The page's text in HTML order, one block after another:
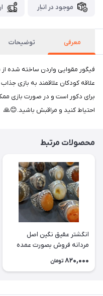
موجود در انبار
معرفی توضیحات
علاقه کودکان علاقمند به بازی
برای دکور است و در صورت بازی
احتیاط کنید و مراقبش باشید.😊🙏
محصولات مرتبط
انگشتر عقیق نگین اصل
مردانه فروش بصورت عمده
3عدد هست فروش بصورت
820,000 تومان